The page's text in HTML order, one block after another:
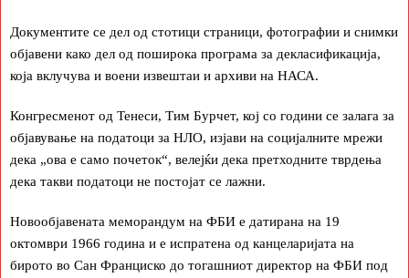
Документите се дел од стотици страници, фотографии и снимки
објавени како дел од поширока програма за декласификација,
која вклучува и воени извештаи и архиви на НАСА.
Конгресменот од Тенеси, Тим Бурчет, кој со години се залага за
објавување на податоци за НЛО, изјави на социјалните мрежи
дека „ова е само почеток“, велејќи дека претходните тврдења
дека такви податоци не постојат се лажни.
Новообјавената меморандум на ФБИ е датирана на 19
октомври 1966 година и е испратена од канцеларијата на
бирото во Сан Франциско до тогашниот директор на ФБИ под